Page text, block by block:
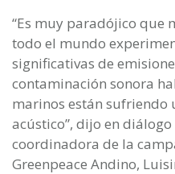
“Es muy paradójico que
todo el mundo
significativas de
contaminación sonora
marinos están sufriendo
acústico”, dijo en
coordinadora de la
Greenpeace Andino,